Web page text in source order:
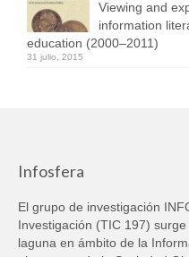
Viewing and
information
education (2000–2011)
31 julio, 2015
Infosfera
El grupo de investigación
Investigación (TIC 197)
laguna en ámbito de la